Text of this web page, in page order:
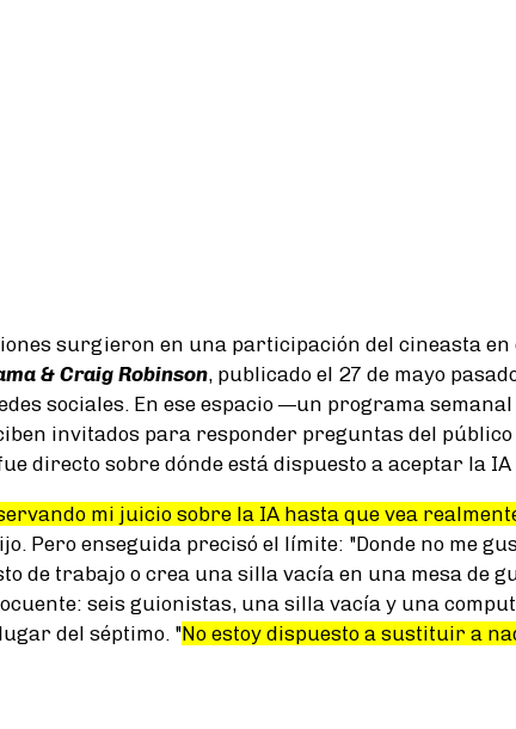
surgieron en una participación del cineasta en
& Craig Robinson, publicado el 27 de mayo
sociales. En ese espacio —un programa semanal
invitados para responder preguntas del
directo sobre dónde está dispuesto a aceptar la IA
mi juicio sobre la IA hasta que vea
Pero enseguida precisó el límite: "Donde no me
de trabajo o crea una silla vacía en una mesa de
seis guionistas, una silla vacía y una
del séptimo. "No estoy dispuesto a sustituir a